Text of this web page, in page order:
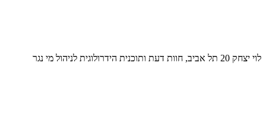
לוי יצחק 20 תל אביב, חוות דעת ותוכנית הידרולוגית לניהול מי נגר